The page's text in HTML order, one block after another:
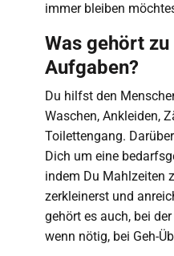
immer bleiben
Was gehört zu
Aufgaben?
Du hilfst den
Waschen, Ankleiden,
Toilettengang.
Dich um eine
indem Du Mahlzeiten
zerkleinerst und
gehört es auch, bei
wenn nötig, bei Geh-